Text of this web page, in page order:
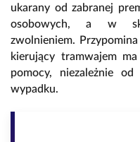
ukarany od zabranej
osobowych, a w
zwolnieniem.
kierujący tramwajem
pomocy, niezależnie
wypadku.